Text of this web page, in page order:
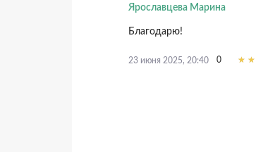
Ярославцева Марина
Благодарю!
23 июня 2025, 20:40 0